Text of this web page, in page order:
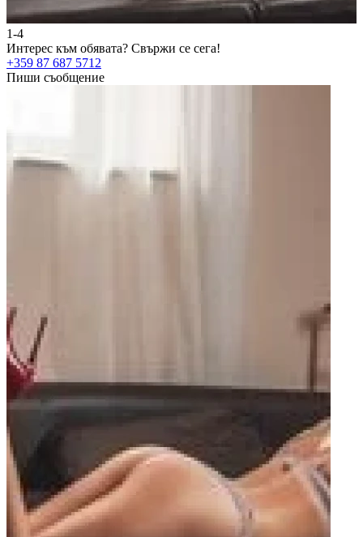
1-4
Интерес към обявата? Свържи се сега!
+359 87 687 5712
Пиши съобщение